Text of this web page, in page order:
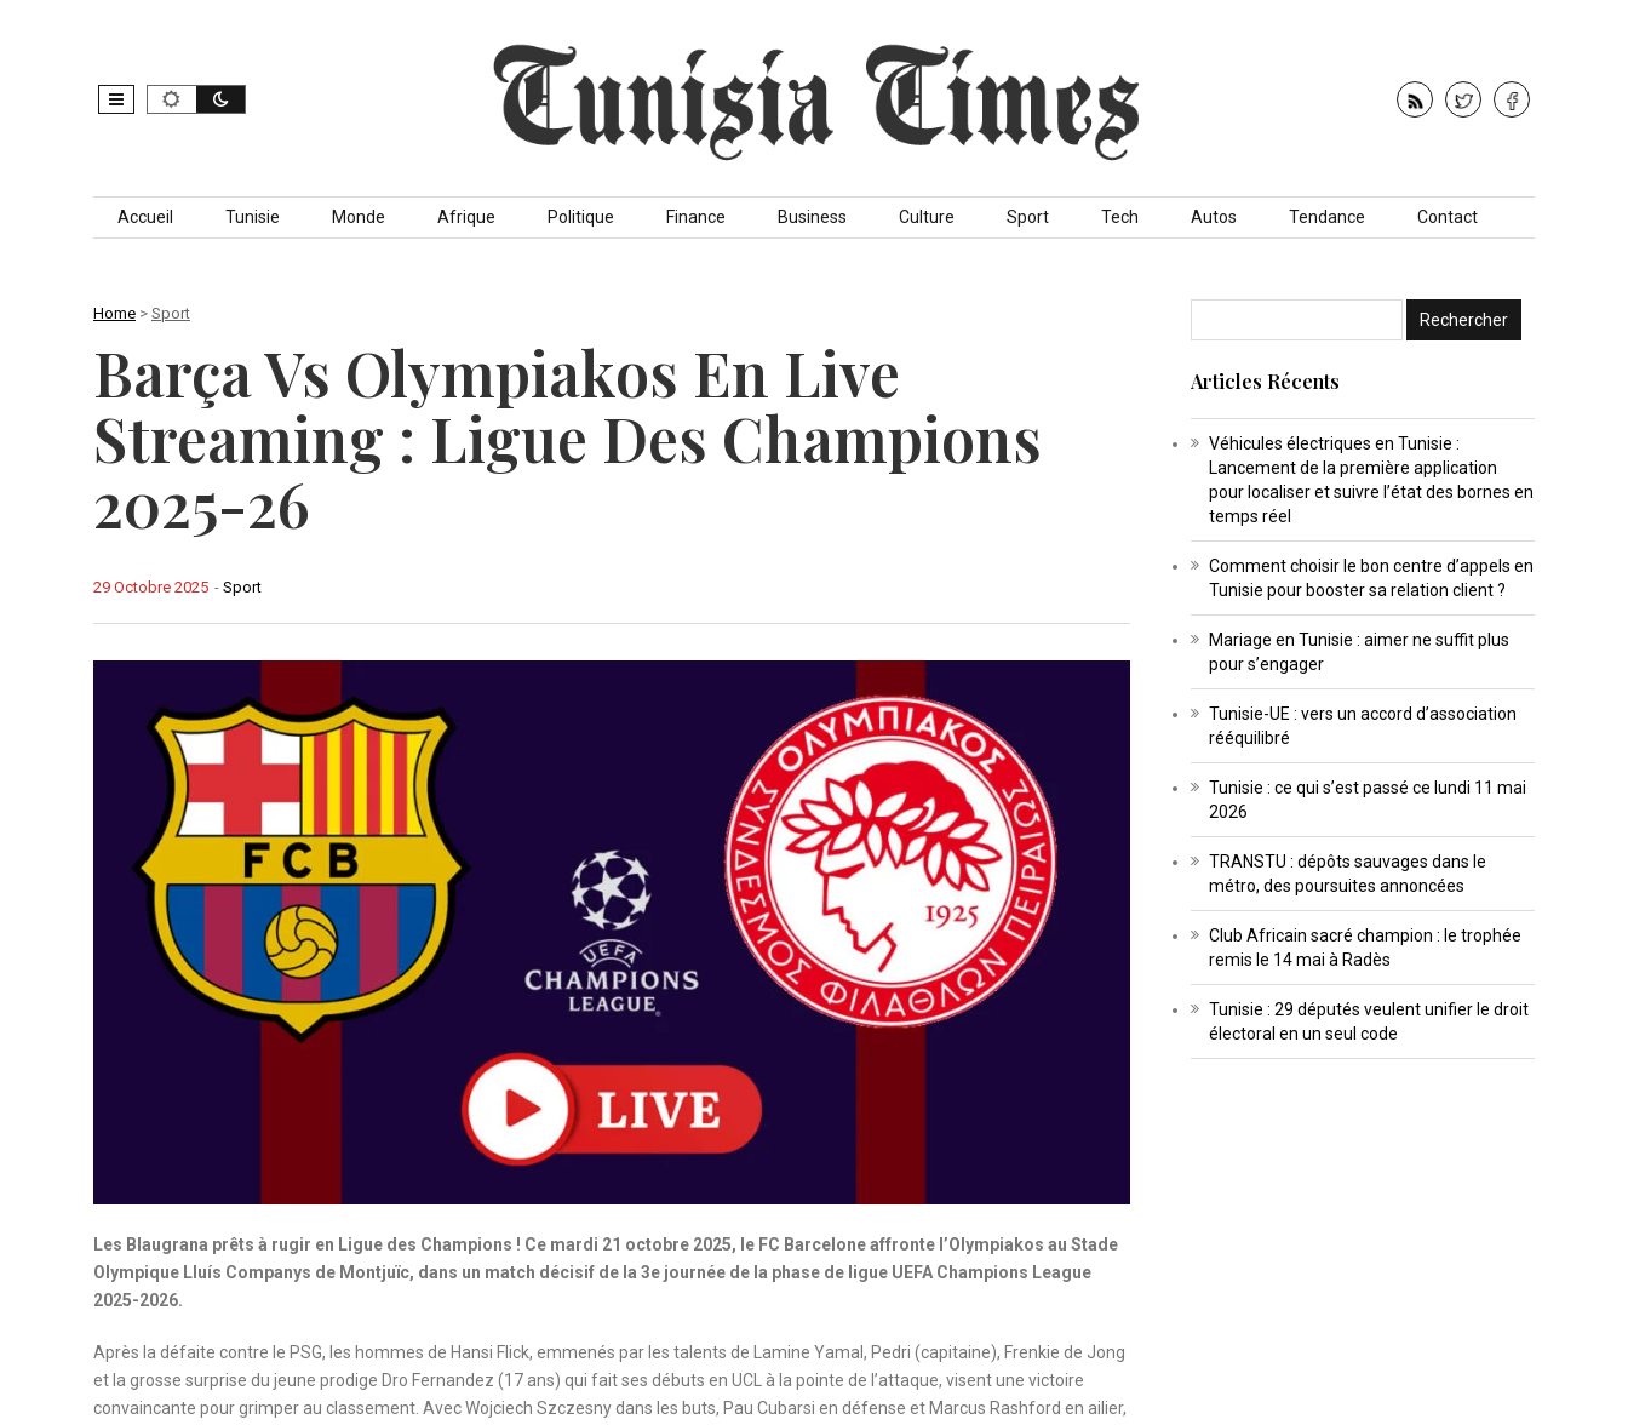
Skip to content
Accueil Tunisie Monde Afrique Politique Finance Business Culture Sport Tech Autos Tendance Contact
Home > Sport
Barça Vs Olympiakos En Live
Streaming : Ligue Des Champions
2025-26
- Sport
29 Octobre 2025
Les Blaugrana prêts à rugir en Ligue des Champions ! Ce mardi 21 octobre 2025, le FC Barcelone affronte l’Olympiakos au Stade
Olympique Lluís Companys de Montjuïc, dans un match décisif de la 3e journée de la phase de ligue UEFA Champions League
2025-2026.
Après la défaite contre le PSG, les hommes de Hansi Flick, emmenés par les talents de Lamine Yamal, Pedri (capitaine), Frenkie de Jong
et la grosse surprise du jeune prodige Dro Fernandez (17 ans) qui fait ses débuts en UCL à la pointe de l’attaque, visent une victoire
convaincante pour grimper au classement. Avec Wojciech Szczesny dans les buts, Pau Cubarsi en défense et Marcus Rashford en ailier,
Articles Récents
Véhicules électriques en Tunisie :
Lancement de la première application
pour localiser et suivre l’état des bornes en
temps réel
Comment choisir le bon centre d’appels en
Tunisie pour booster sa relation client ?
Mariage en Tunisie : aimer ne suffit plus
pour s’engager
Tunisie-UE : vers un accord d’association
rééquilibré
Tunisie : ce qui s’est passé ce lundi 11 mai
2026
TRANSTU : dépôts sauvages dans le
métro, des poursuites annoncées
Club Africain sacré champion : le trophée
remis le 14 mai à Radès
Tunisie : 29 députés veulent unifier le droit
électoral en un seul code